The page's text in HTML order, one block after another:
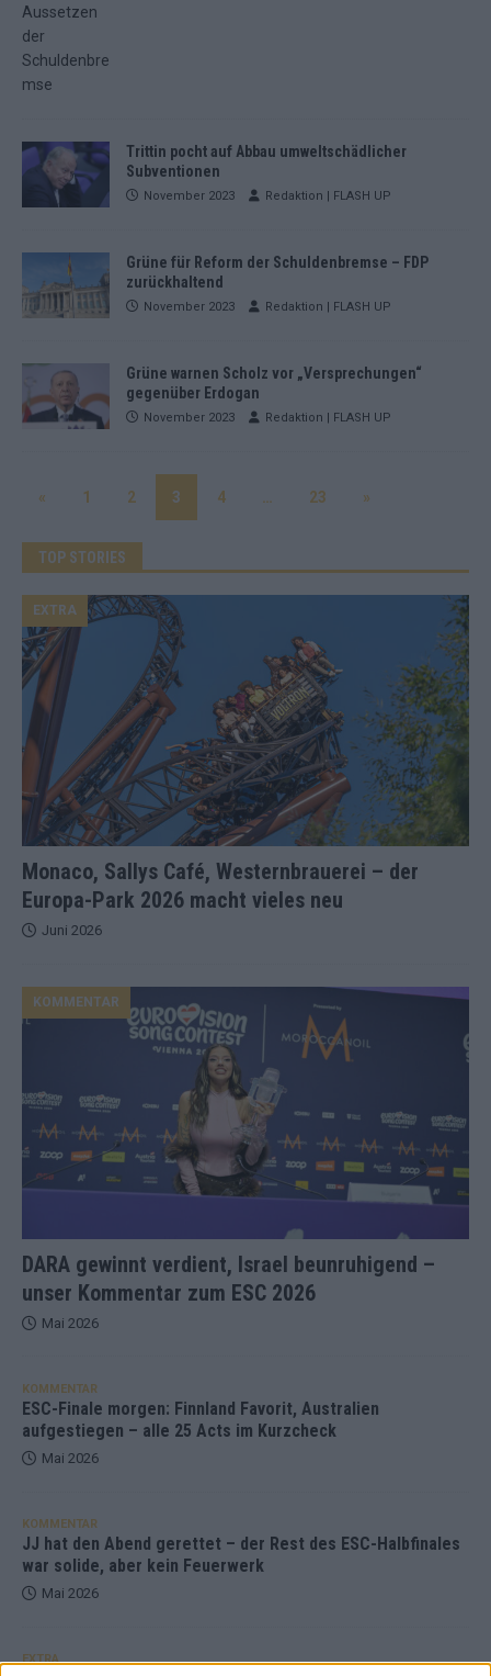
Trittin pocht auf Abbau umweltschädlicher
Subventionen
November 2023 Redaktion | FLASH UP
Grüne für Reform der Schuldenbremse – FDP
zurückhaltend
November 2023 Redaktion | FLASH UP
Grüne warnen Scholz vor „Versprechungen“
gegenüber Erdogan
November 2023 Redaktion | FLASH UP
« 1 2 3 4 23 »
TOP STORIES
Monaco, Sallys Café, Westernbrauerei – der
Europa-Park 2026 macht vieles neu
EXTRA
Juni 2026
DARA gewinnt verdient, Israel beunruhigend –
unser Kommentar zum ESC 2026
KOMMENTAR
Mai 2026
KOMMENTAR
ESC-Finale morgen: Finnland Favorit, Australien
aufgestiegen – alle 25 Acts im Kurzcheck
Mai 2026
KOMMENTAR
JJ hat den Abend gerettet – der Rest des ESC-Halbfinales
war solide, aber kein Feuerwerk
Mai 2026
EXTRA